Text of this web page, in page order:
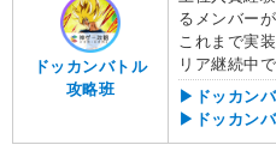
悟空3
6.5 /10
【一致す
超サイヤ
限界を
【一致す
超サイ
ドッカンバトル
攻略班
るメンバー
これまで実
リア継続中で
▶ドッカン
▶ドッカン